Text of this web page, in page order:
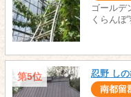
ゴールデ
くらんぼ
第5位 忍野 し
南都留